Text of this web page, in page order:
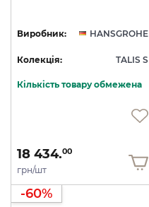
Виробник: HANSGROHE
Колекція: TALIS S
Кількість товару обмежена
18 434.00
грн/шт
-60%